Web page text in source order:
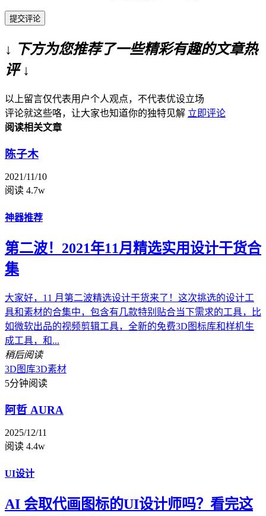
提交评论
↓ 下方为您推荐了一些精彩有趣的文章热
评 ↓
以上留言仅代表用户个人观点，不代表优设立场
评论就这些咯，让大家也知道你的独特见解 立即评论
阅读相关文章
陈子木
2021/11/10
阅读 4.7w
神器推荐
第二波！2021年11月精选实用设计干货合
集
大家好，11 月第二波精选设计干货来了！这次挑选的设计工
具和素材的合集中，包含有几款特别贴合当下需求的工具，比
如微软出品的视频剪辑工具，全新的免费3D图标库和样机生
成工具，和...
稍后阅读
3D图库3D素材
5分钟阅读
阿哲 AURA
2025/12/11
阅读 4.4w
UI设计
AI 会取代画图标的UI设计师吗？看完这